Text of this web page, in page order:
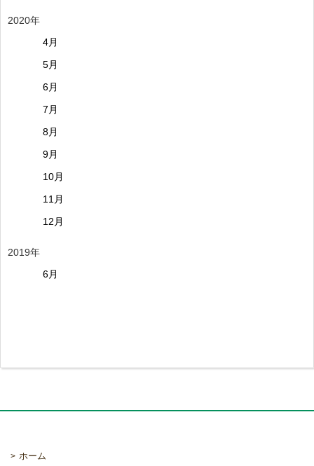
2020年
4月
5月
6月
7月
8月
9月
10月
11月
12月
2019年
6月
ホーム